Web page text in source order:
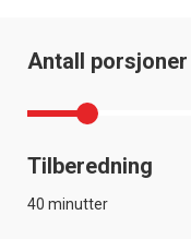
Antall porsjoner
Tilberedning
40 minutter